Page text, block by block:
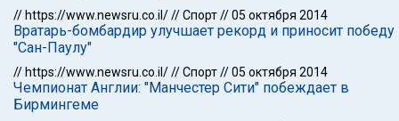
// https://www.newsru.co.il///Спорт//05 октября 2014
Вратарь-бомбардир улучшает рекорд и приносит победу
"Сан-Паулу"
// https://www.newsru.co.il///Спорт//05 октября 2014
Чемпионат Англии: "Манчестер Сити" побеждает в
Бирмингеме